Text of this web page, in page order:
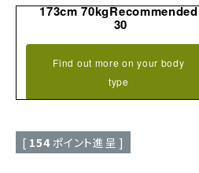
173cm 70kgRecommended
30
Find out more on your body
type
[ 154ポイント進呈 ]